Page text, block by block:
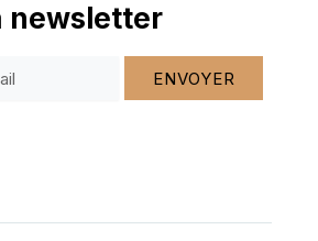
newsletter
ENVOYER